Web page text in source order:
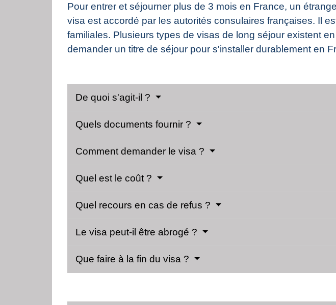
Pour entrer et séjourner plus de 3 mois en France, un
visa est accordé par les autorités consulaires françaises. Il
familiales. Plusieurs types de visas de long séjour existent
demander un titre de séjour pour s'installer durablement en
De quoi s'agit-il ?
Quels documents fournir ?
Comment demander le visa ?
Quel est le coût ?
Quel recours en cas de refus ?
Le visa peut-il être abrogé ?
Que faire à la fin du visa ?